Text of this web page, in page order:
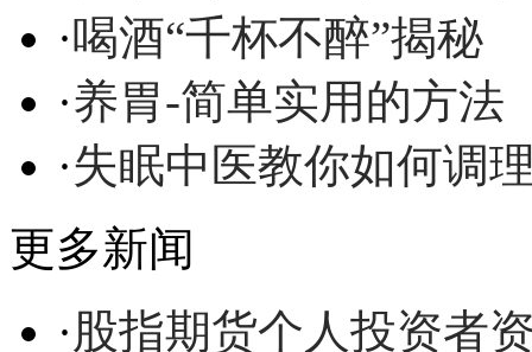
·喝酒“千杯不醉”揭秘
·养胃-简单实用的方法
·失眠中医教你如何调
更多新闻
·股指期货个人投资者